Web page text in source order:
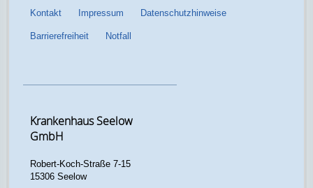
Kontakt Impressum Datenschutzhinweise
Barrierefreiheit Notfall
Krankenhaus Seelow
GmbH
Robert-Koch-Straße 7-15
15306 Seelow